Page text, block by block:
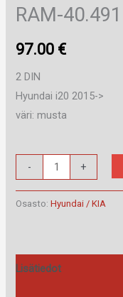
RAM-40.491
97.00 €
2 DIN
Hyundai i20 2015->
väri: musta
-
40.491
määrä
+
Osasto:Hyundai / KIA
Lisätiedot